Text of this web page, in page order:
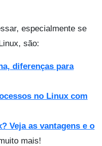
especialmente se
são:
diferenças para
no Linux com
Veja as vantagens e o
mais!